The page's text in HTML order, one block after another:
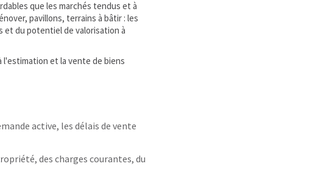
que les marchés tendus et à
pavillons, terrains à bâtir : les
et du potentiel de valorisation à
l'estimation et la vente de biens
active, les délais de vente
des charges courantes, du